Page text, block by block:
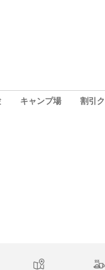
キャンプ場 割引